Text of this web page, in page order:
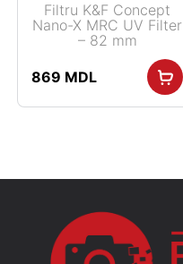
Filtru K&F Concept
Nano-X MRC UV Filter
– 82 mm
869 MDL